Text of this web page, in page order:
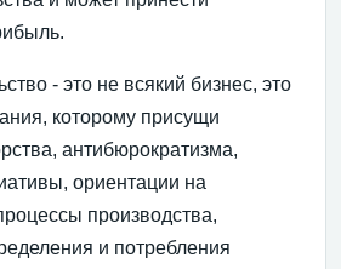
- это не всякий бизнес, это
которому присущи
антибюрократизма,
ориентации на
производства,
и потребления